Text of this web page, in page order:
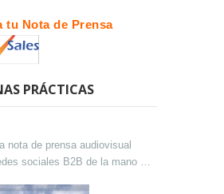
tu Nota de Prensa
PRÁCTICAS
nota de prensa audiovisual
sociales B2B de la mano de